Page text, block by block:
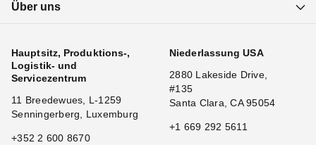
Über uns
Hauptsitz, Produktions-,
Logistik- und
Servicezentrum
11 Breedewues, L-1259
Senningerberg, Luxemburg
+352 2 600 8670
Niederlassung USA
2880 Lakeside Drive,
#135
Santa Clara, CA 95054
+1 669 292 5611